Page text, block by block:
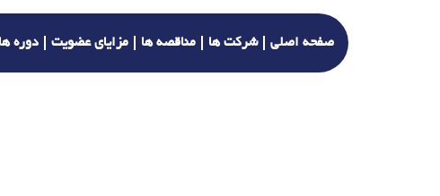
صفحه اصلی شرکت ها مناقصه ها مزایای عضویت دوره